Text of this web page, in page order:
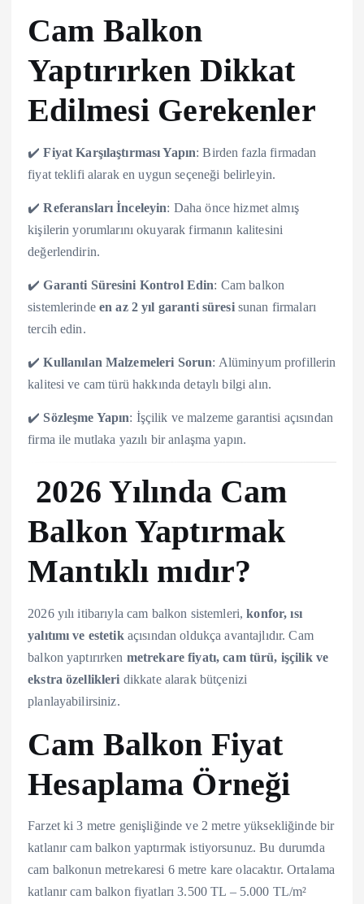
Cam Balkon
Yaptırırken Dikkat
Edilmesi Gerekenler
✔️Fiyat Karşılaştırması Yapın: Birden fazla firmadan
fiyat teklifi alarak en uygun seçeneği belirleyin.
✔️Referansları İnceleyin: Daha önce hizmet almış
kişilerin yorumlarını okuyarak firmanın kalitesini
değerlendirin.
✔️Garanti Süresini Kontrol Edin: Cam balkon
sistemlerindeen az 2 yıl garanti süresisunan firmaları
tercih edin.
✔️Kullanılan Malzemeleri Sorun: Alüminyum profillerin
kalitesi ve cam türü hakkında detaylı bilgi alın.
✔️ Sözleşme Yapın: İşçilik ve malzeme garantisi açısından
firma ile mutlaka yazılı bir anlaşma yapın.
2026 Yılında Cam
Balkon Yaptırmak
Mantıklı mıdır?
2026 yılı itibarıyla cam balkon sistemleri,konfor, ısı
yalıtımı ve estetikaçısından oldukça avantajlıdır. Cam
balkon yaptırırken metrekare fiyatı, cam türü, işçilik ve
ekstra özellikleri dikkate alarak bütçenizi
planlayabilirsiniz.
Cam Balkon Fiyat
Hesaplama Örneği
Farzet ki 3 metre genişliğinde ve 2 metre yüksekliğinde bir
katlanır cam balkon yaptırmak istiyorsunuz. Bu durumda
cam balkonun metrekaresi 6 metre kare olacaktır. Ortalama
katlanır cam balkon fiyatları 3.500 TL – 5.000 TL/m²